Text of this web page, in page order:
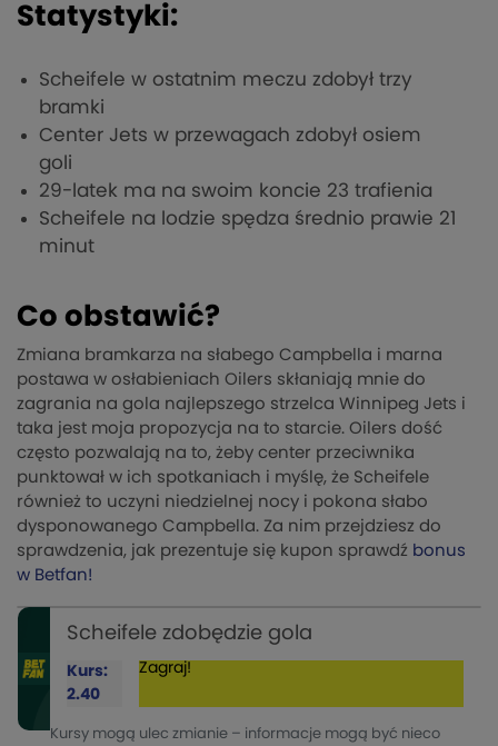
Statystyki:
Scheifele w ostatnim meczu zdobył trzy
bramki
Center Jets w przewagach zdobył osiem
goli
29-latek ma na swoim koncie 23 trafienia
Scheifele na lodzie spędza średnio prawie 21
minut
Co obstawić?
Zmiana bramkarza na słabego Campbella i marna
postawa w osłabieniach Oilers skłaniają mnie do
zagrania na gola najlepszego strzelca Winnipeg Jets i
taka jest moja propozycja na to starcie. Oilers dość
często pozwalają na to, żeby center przeciwnika
punktował w ich spotkaniach i myślę, że Scheifele
również to uczyni niedzielnej nocy i pokona słabo
dysponowanego Campbella. Za nim przejdziesz do
sprawdzenia, jak prezentuje się kupon sprawdź bonus
w Betfan!
Scheifele zdobędzie gola
Kurs:
2.40
Zagraj!
Kursy mogą ulec zmianie – informacje mogą być nieco